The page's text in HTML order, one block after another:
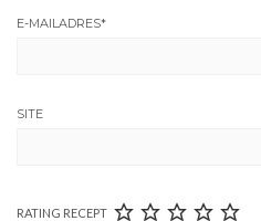
E-MAILADRES*
SITE
RATING RECEPT